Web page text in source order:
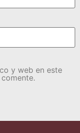
y web en este